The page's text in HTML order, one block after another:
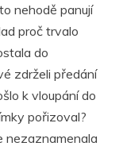
nehodě panují
proč trvalo
do
zdrželi předání
k vloupání do
pořizoval?
nezaznamenala